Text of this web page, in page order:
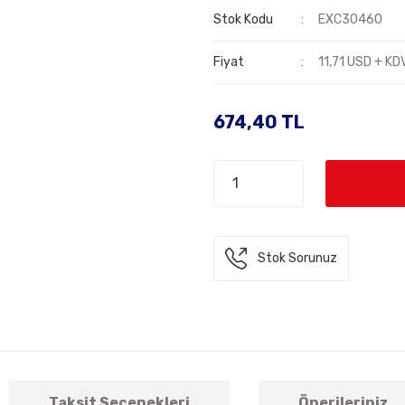
Stok Kodu EXC30460
Fiyat 11,71 USD +
674,40 TL
Stok Sorunuz